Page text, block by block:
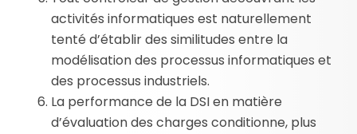
activités informatiques est naturellement
tenté d’établir des similitudes entre la
modélisation des processus informatiques et
des processus industriels.
La performance de la DSI en matière
d’évaluation des charges conditionne, plus